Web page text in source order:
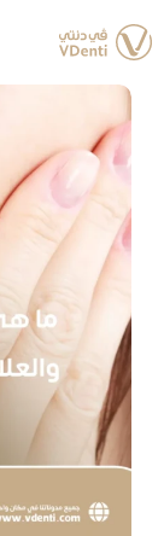
إلى
المحتوى